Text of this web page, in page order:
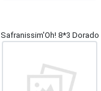
Safranissim'Oh! 8*3 Dorado